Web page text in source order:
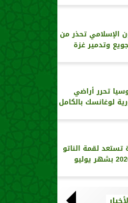
الإسلامي تحذر من
وتدمير غزة
تحرر أراضي
لوغانسك بالكامل
تستعد لقمة الناتو
يوليو